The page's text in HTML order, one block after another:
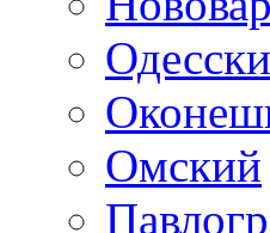
Омский